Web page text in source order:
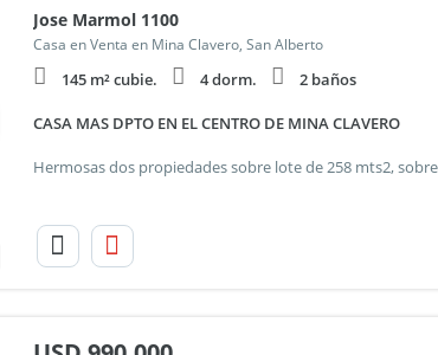
Jose Marmol 1100
Casa en Venta en Mina Clavero, San Alberto
145 m² cubie. 4 dorm. 2 baños
CASA MAS DPTO EN EL CENTRO DE MINA CLAVERO